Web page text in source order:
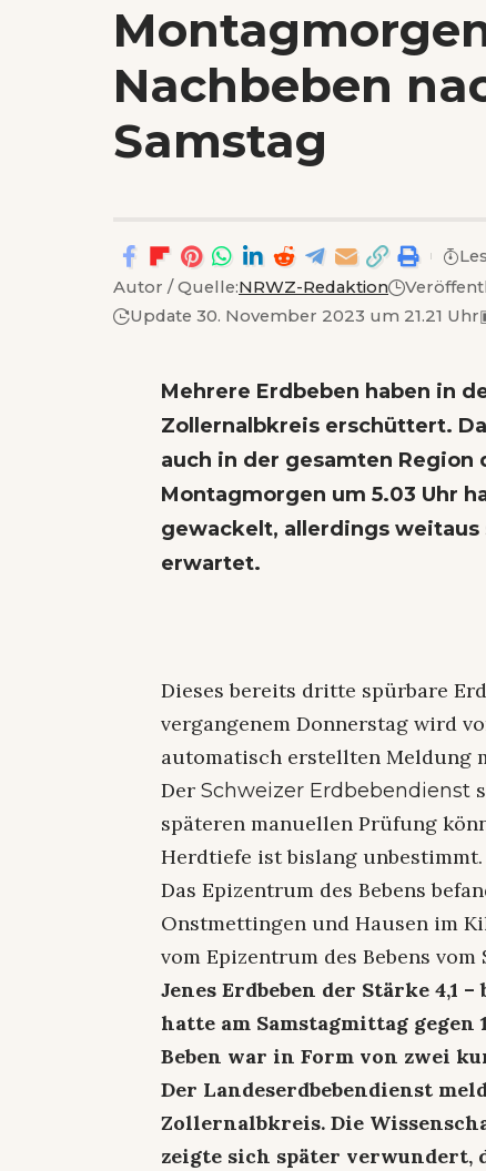
Nachbeben
Samstag
Autor / Quelle:NRWZ-Redaktion
Update 30. November 2023 um 21.21 Uhr
Mehrere Erdbeben haben in
Zollernalbkreis erschüttert.
auch in der gesamten
Montagmorgen um 5.03 Uhr
gewackelt, allerdings weitaus
erwartet.
Dieses bereits dritte spürbare
vergangenem Donnerstag wird
automatisch erstellten Meldung
DerSchweizer Erdbebendienst
späteren manuellen Prüfung
Herdtiefe ist bislang unbestimmt.
Das Epizentrum des Bebens
Onstmettingen und Hausen im
vom Epizentrum des Bebens vom
Jenes Erdbeben der Stärke 4,1
hatte am Samstagmittag gegen
Beben war in Form von zwei
Der Landeserdbebendienst
Zollernalbkreis. Die
zeigte sich später verwundert,